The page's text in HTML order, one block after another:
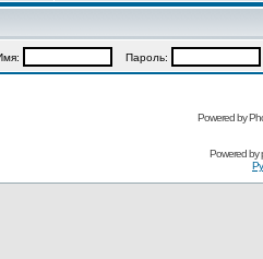
Пароль:
Powered by
Powered by